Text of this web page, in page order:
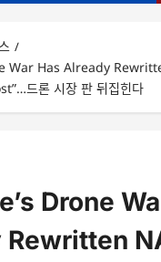
War Has Already
드론 시장 판 뒤집힌다
Drone